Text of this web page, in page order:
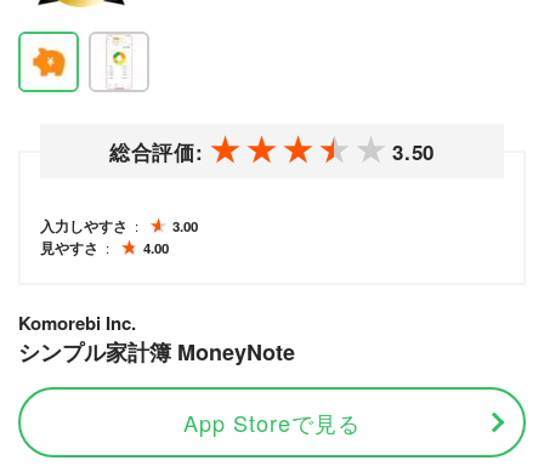
総合評価: 3.50
入力しやすさ
3.00
見やすさ
4.00
Komorebi Inc.
シンプル家計簿 MoneyNote
App Storeで見る